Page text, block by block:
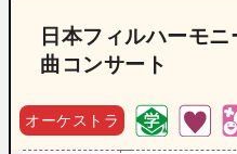
日本フィルハーモ
曲コンサート
オーケストラ